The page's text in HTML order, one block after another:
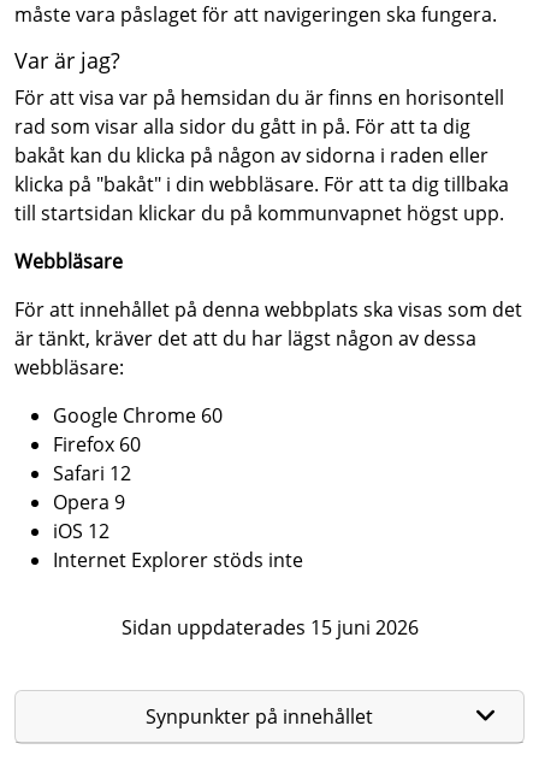
måste vara påslaget för att navigeringen ska fungera.
Var är jag?
För att visa var på hemsidan du är finns en horisontell
rad som visar alla sidor du gått in på. För att ta dig
bakåt kan du klicka på någon av sidorna i raden eller
klicka på "bakåt" i din webbläsare. För att ta dig tillbaka
till startsidan klickar du på kommunvapnet högst upp.
Webbläsare
För att innehållet på denna webbplats ska visas som det
är tänkt, kräver det att du har lägst någon av dessa
webbläsare:
Google Chrome 60
Firefox 60
Safari 12
Opera 9
iOS 12
Internet Explorer stöds inte
Sidan uppdaterades 15 juni 2026
Synpunkter på innehållet